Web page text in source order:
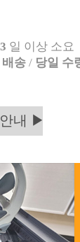
일 이상 소요
배송 / 당일 수
내 ▶